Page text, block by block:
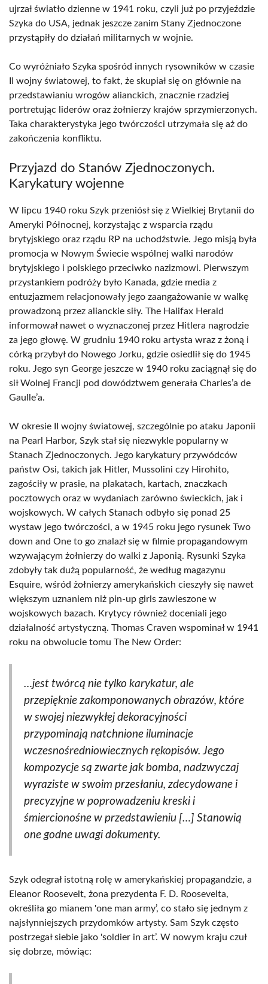
ujrzał światło dzienne w 1941 roku, czyli już po przyjeździe
Szyka do USA, jednak jeszcze zanim Stany Zjednoczone
przystąpiły do działań militarnych w wojnie.
Co wyróżniało Szyka spośród innych rysowników w czasie
II wojny światowej, to fakt, że skupiał się on głównie na
przedstawianiu wrogów alianckich, znacznie rzadziej
portretując liderów oraz żołnierzy krajów sprzymierzonych.
Taka charakterystyka jego twórczości utrzymała się aż do
zakończenia konfliktu.
Przyjazd do Stanów Zjednoczonych.
Karykatury wojenne
W lipcu 1940 roku Szyk przeniósł się z Wielkiej Brytanii do
Ameryki Północnej, korzystając z wsparcia rządu
brytyjskiego oraz rządu RP na uchodźstwie. Jego misją była
promocja w Nowym Świecie wspólnej walki narodów
brytyjskiego i polskiego przeciwko nazizmowi. Pierwszym
przystankiem podróży było Kanada, gdzie media z
entuzjazmem relacjonowały jego zaangażowanie w walkę
prowadzoną przez alianckie siły. The Halifax Herald
informował nawet o wyznaczonej przez Hitlera nagrodzie
za jego głowę. W grudniu 1940 roku artysta wraz z żoną i
córką przybył do Nowego Jorku, gdzie osiedlił się do 1945
roku. Jego syn George jeszcze w 1940 roku zaciągnął się do
sił Wolnej Francji pod dowództwem generała Charles’a de
Gaulle’a.
W okresie II wojny światowej, szczególnie po ataku Japonii
na Pearl Harbor, Szyk stał się niezwykle popularny w
Stanach Zjednoczonych. Jego karykatury przywódców
państw Osi, takich jak Hitler, Mussolini czy Hirohito,
zagościły w prasie, na plakatach, kartach, znaczkach
pocztowych oraz w wydaniach zarówno świeckich, jak i
wojskowych. W całych Stanach odbyło się ponad 25
wystaw jego twórczości, a w 1945 roku jego rysunek Two
down and One to go znalazł się w filmie propagandowym
wzywającym żołnierzy do walki z Japonią. Rysunki Szyka
zdobyły tak dużą popularność, że według magazynu
Esquire, wśród żołnierzy amerykańskich cieszyły się nawet
większym uznaniem niż pin-up girls zawieszone w
wojskowych bazach. Krytycy również doceniali jego
działalność artystyczną. Thomas Craven wspominał w 1941
roku na obwolucie tomu The New Order:
…jest twórcą nie tylko karykatur, ale
przepięknie zakomponowanych obrazów, które
w swojej niezwykłej dekoracyjności
przypominają natchnione iluminacje
wczesnośredniowiecznych rękopisów. Jego
kompozycje są zwarte jak bomba, nadzwyczaj
wyraziste w swoim przesłaniu, zdecydowane i
precyzyjne w poprowadzeniu kreski i
śmiercionośne w przedstawieniu […] Stanowią
one godne uwagi dokumenty.
Szyk odegrał istotną rolę w amerykańskiej propagandzie, a
Eleanor Roosevelt, żona prezydenta F. D. Roosevelta,
określiła go mianem 'one man army’, co stało się jednym z
najsłynniejszych przydomków artysty. Sam Szyk często
postrzegał siebie jako 'soldier in art’. W nowym kraju czuł
się dobrze, mówiąc: